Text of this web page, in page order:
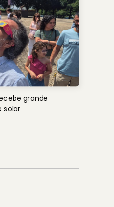
grande
solar